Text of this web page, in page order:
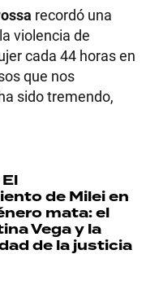
recordó una
violencia de
cada 44 horas en
que nos
sido tremendo,
El
de Milei en
mata: el
Vega y la
de la justicia